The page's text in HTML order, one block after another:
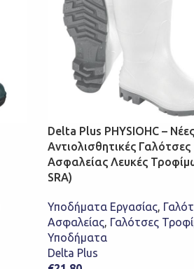
Delta Plus PHYSIOHC – Νέες
Αντιολισθητικές Γαλότσες
Ασφαλείας Λευκές
SRA)
Υποδήματα Εργασίας,
Ασφαλείας, Γαλότσες
Υποδήματα
Delta Plus